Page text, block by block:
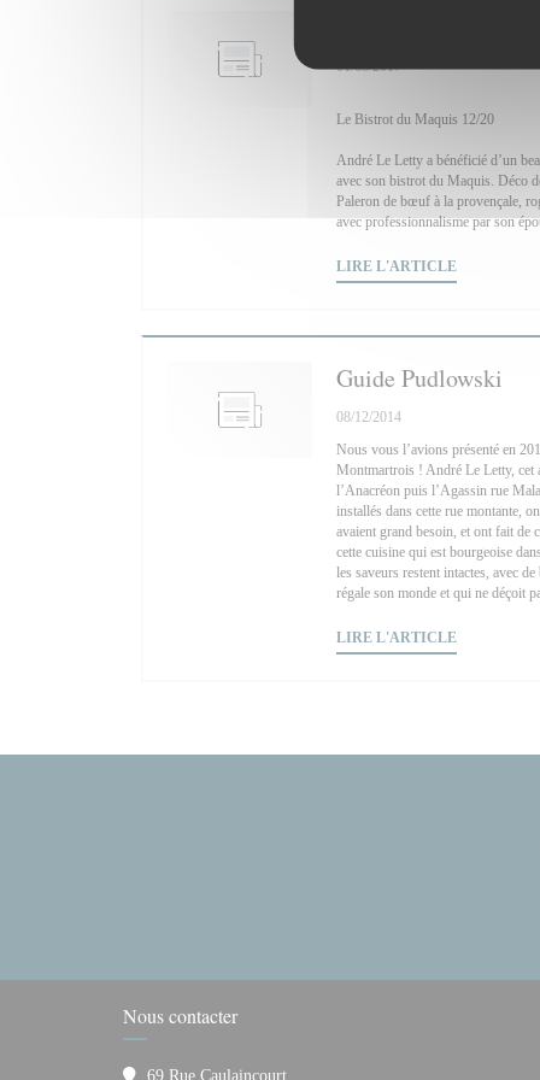
01/03/2017
Le Bistrot du Maquis 12/20
André Le Letty a bénéficié d’un
avec son bistrot du Maquis. Déco
Paleron de bœuf à la provençale,
avec professionnalisme par son
LIRE L'ARTICLE((OUVRE
Guide Pudlowski
08/12/2014
Nous vous l’avions présenté en
Montmartrois ! André Le Letty, cet
l’Anacréon puis l’Agassin rue
installés dans cette rue montante,
avaient grand besoin, et ont fait de
cette cuisine qui est bourgeoise
les saveurs restent intactes, avec
régale son monde et qui ne déçoit
LIRE L'ARTICLE((OUVRE
Nous contacter
69 Rue Caulaincourt,